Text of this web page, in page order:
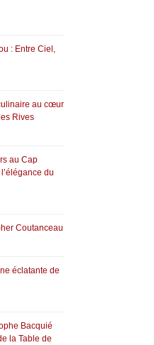
: Entre Ciel,
au cœur
Rives
au Cap
du
Coutanceau
éclatante de
Bacquié
la Table de